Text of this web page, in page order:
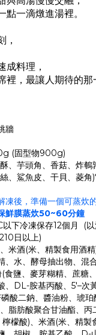
點一滴燉進湯裡。
，
成料理，
裡，最讓人期待的那
牆
(固型物900g)
、芋頭角、香菇、炸鵪
、鯊魚皮、干貝、菱角
凍後，準備一個可蒸炊
鮮膜蒸炊50~60分鐘
下冷凍保存12個月 (以
日以上)
米酒(米、精製食用酒
、水、酵母抽出物、混
食鹽、麥芽糊精、蔗糖
、DL-胺基丙酸、5'–次
酸二鈉、醬油粉、琥
脂肪酸聚合甘油酯、
檬酸)、米酒(米、精製